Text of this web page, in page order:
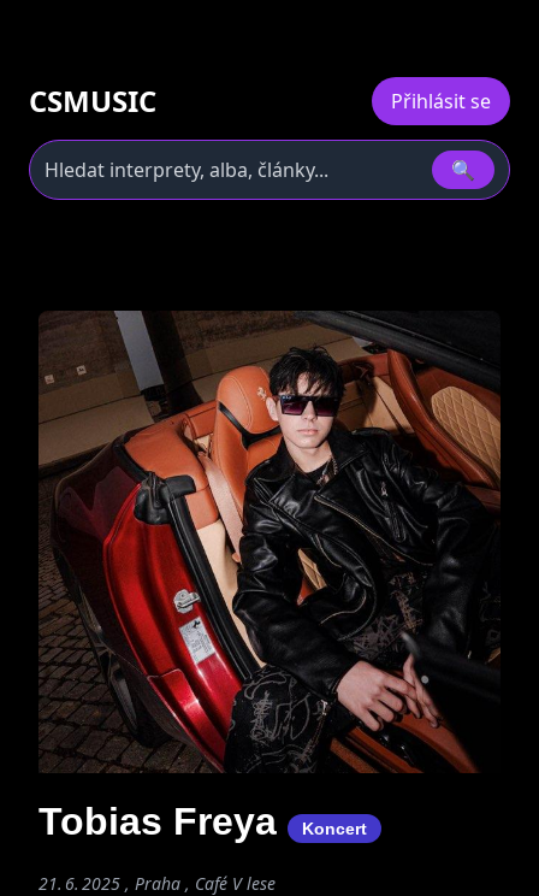
CSMUSIC Přihlásit se
🔍
Tobias Freya Koncert
21. 6. 2025 , Praha , Café V lese